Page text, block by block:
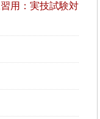
用：実技試験対